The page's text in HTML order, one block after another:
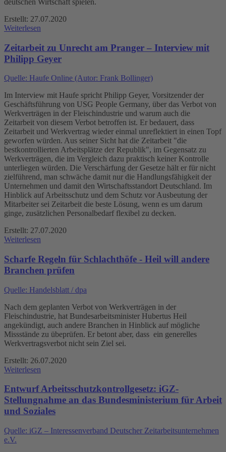
Erstellt: 27.07.2020
Weiterlesen
Zeitarbeit zu Unrecht am Pranger – Interview mit
Philipp Geyer
Quelle: Haufe Online (Autor: Frank Bollinger)
Im Interview mit Haufe spricht Philipp Geyer, Vorsitzender der
Geschäftsführung von USG People Germany, über das Verbot von
Werkverträgen in der Fleischindustrie und warum auch die
Zeitarbeit von diesem Verbot betroffen ist. Er bedauert, dass
Zeitarbeit und Werkvertrag wieder einmal unreflektiert in einen Topf
geworfen würden. Aus seiner Sicht hat die Zeitarbeit "die
bestkontrollierten Arbeitsplätze der Republik", im Gegensatz zu
Werkverträgen, die im Vergleich dazu praktisch keiner Kontrolle
unterliegen würden. Die Verschärfung der Gesetze hält er für nicht
zielführend, man schwäche damit nur die Handlungsfähigkeit der
Unternehmen und damit den Wirtschaftsstandort Deutschland. Im
Hinblick auf Arbeitsschutz und dem Schutz vor Ausbeutung der
Mitarbeiter sei Zeitarbeit die beste Lösung, wenn es um darum
ginge, zusätzlichen Personalbedarf flexibel zu decken.
Erstellt: 27.07.2020
Weiterlesen
Scharfe Regeln für Schlachthöfe - Heil will andere
Branchen prüfen
Quelle: Handelsblatt / dpa
Nach dem geplanten Verbot von Werkverträgen in der
Fleischindustrie, hat Bundesarbeitsminister Hubertus Heil
angekündigt, auch andere Branchen in Hinblick auf mögliche
Missstände zu übeprüfen. Er betont aber, dass ein generelles
Werkvertragsverbot nicht sein Ziel sei.
Erstellt: 26.07.2020
Weiterlesen
Entwurf Arbeitsschutzkontrollgesetz: iGZ-
Stellungnahme an das Bundesministerium für Arbeit
und Soziales
Quelle: iGZ – Interessenverband Deutscher Zeitarbeitsunternehmen
e.V.